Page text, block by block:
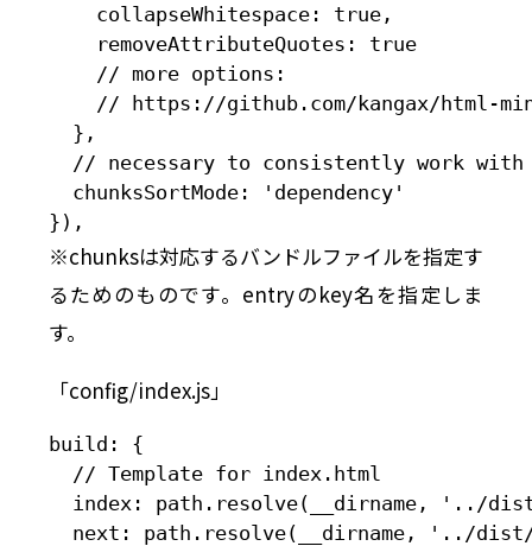
    collapseWhitespace: true,
    removeAttributeQuotes: true
    // more options:
// https://github.com/kangax/html-
  },
// necessary to consistently work
  chunksSortMode: 'dependency'
}),
※chunksは対応するバンドルファイルを指定す
るためのものです。entryのkey名を指定しま
す。
「config/index.js」
build: {
  // Template for index.html
index: path.resolve(__dirname, '../
next: path.resolve(__dirname, '../